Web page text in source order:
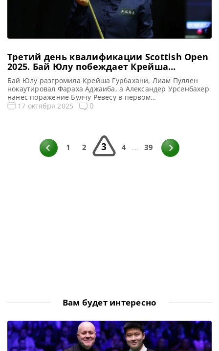
Третий день квалификации Scottish Open
2025. Бай Юлу побеждает Крейша
Гурбахани
Бай Юлу разгромила Крейша Гурбахани, Лиам Пуллен
нокаутировал Фараха Аджаиба, а Александер Урсенбахер
нанес поражение Булчу Ревесу в первом
квалификационном раунде на турнире Scottish Open
разгромила его со счетом 4-0 и вышла во второй
отборочный раунд […]
17 октября 2025 0
1 2 3 4 ... 39
Вам будет интересно